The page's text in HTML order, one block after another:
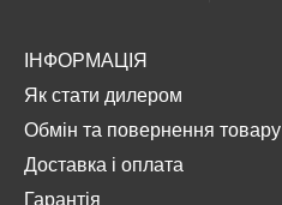
ІНФОРМАЦІЯ
Як стати дилером
Обмін та повернення товару
Доставка і оплата
Гарантія